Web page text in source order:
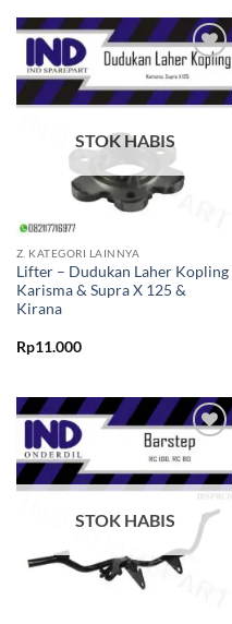
Tambahkan
ke Wishlist
STOK HABIS
Z. KATEGORI LAINNYA
Lifter – Dudukan Laher Kopling
Karisma & Supra X 125 &
Kirana
Rp11.000
Tambahkan
STOK HABIS